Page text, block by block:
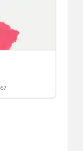
67